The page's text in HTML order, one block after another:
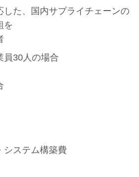
した、国内サプライチェーンの
を
30人の場合
システム構築費